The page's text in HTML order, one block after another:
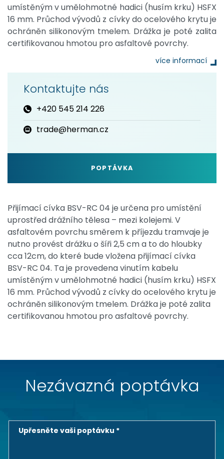
umístěným v umělohmotné hadici (husím krku) HSFX
16 mm. Průchod vývodů z cívky do ocelového krytu je
ochráněn silikonovým tmelem. Drážka je poté zalita
certifikovanou hmotou pro asfaltové povrchy.
více informací
Kontaktujte nás
+420 545 214 226
trade@herman.cz
POPTÁVKA
Přijímací cívka BSV-RC 04 je určena pro umístění
uprostřed drážního tělesa – mezi kolejemi. V
asfaltovém povrchu směrem k příjezdu tramvaje je
nutno provést drážku o šíři 2,5 cm a to do hloubky
cca 12cm, do které bude vložena přijímací cívka
BSV-RC 04. Ta je provedena vinutím kabelu
umístěným v umělohmotné hadici (husím krku) HSFX
16 mm. Průchod vývodů z cívky do ocelového krytu je
ochráněn silikonovým tmelem. Drážka je poté zalita
certifikovanou hmotou pro asfaltové povrchy.
Nezávazná poptávka
Upřesněte vaši poptávku *